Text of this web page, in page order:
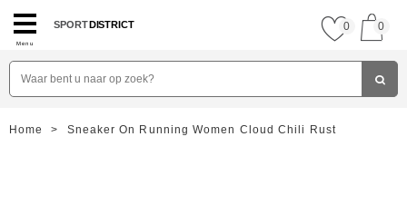
Menu
SPORTDISTRICT 0 0
Home > Sneaker On Running Women Cloud Chili Rust